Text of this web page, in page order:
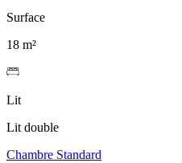
Surface
18 m²
Lit
Lit double
Chambre Standard